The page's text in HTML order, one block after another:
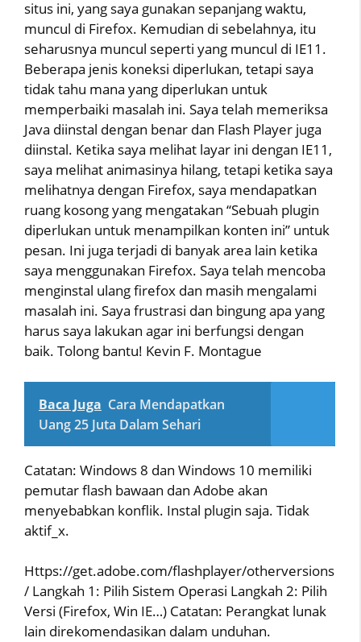
situs ini, yang saya gunakan sepanjang waktu,
muncul di Firefox. Kemudian di sebelahnya, itu
seharusnya muncul seperti yang muncul di IE11.
Beberapa jenis koneksi diperlukan, tetapi saya
tidak tahu mana yang diperlukan untuk
memperbaiki masalah ini. Saya telah memeriksa
Java diinstal dengan benar dan Flash Player juga
diinstal. Ketika saya melihat layar ini dengan IE11,
saya melihat animasinya hilang, tetapi ketika saya
melihatnya dengan Firefox, saya mendapatkan
ruang kosong yang mengatakan “Sebuah plugin
diperlukan untuk menampilkan konten ini” untuk
pesan. Ini juga terjadi di banyak area lain ketika
saya menggunakan Firefox. Saya telah mencoba
menginstal ulang firefox dan masih mengalami
masalah ini. Saya frustrasi dan bingung apa yang
harus saya lakukan agar ini berfungsi dengan
baik. Tolong bantu! Kevin F. Montague
Baca Juga Cara Mendapatkan
Uang 25 Juta Dalam Sehari
Catatan: Windows 8 dan Windows 10 memiliki
pemutar flash bawaan dan Adobe akan
menyebabkan konflik. Instal plugin saja. Tidak
aktif_x.
Https://get.adobe.com/flashplayer/otherversions
/ Langkah 1: Pilih Sistem Operasi Langkah 2: Pilih
Versi (Firefox, Win IE…) Catatan: Perangkat lunak
lain direkomendasikan dalam unduhan.